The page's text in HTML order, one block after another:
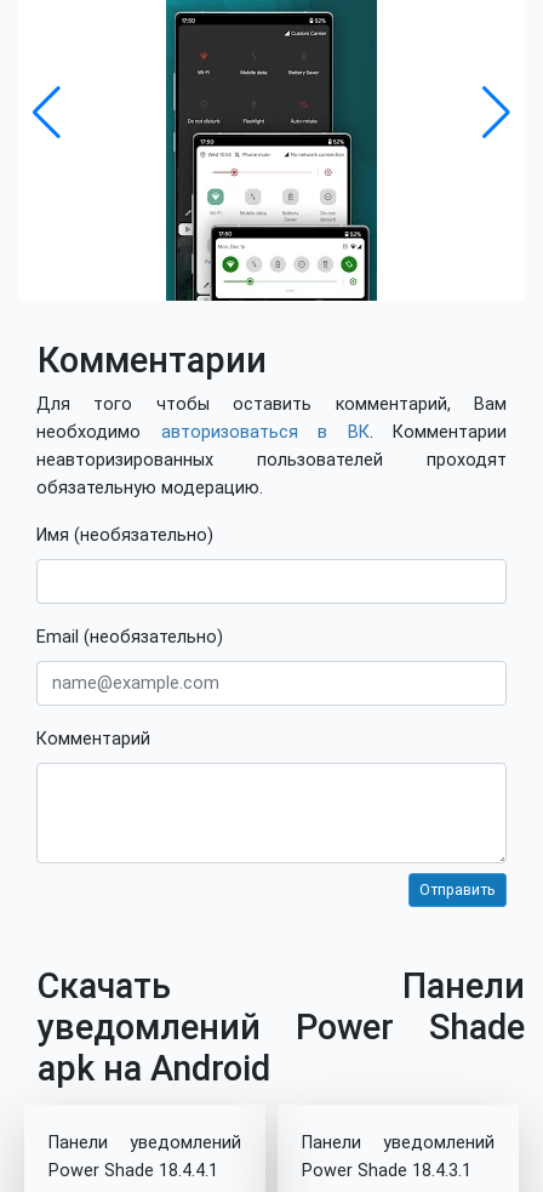
Комментарии
Для того чтобы оставить комментарий, Вам
необходимо авторизоваться в ВК. Комментарии
неавторизированных пользователей проходят
обязательную модерацию.
Имя (необязательно)
Email (необязательно)
Комментарий
Скачать Панели
уведомлений Power Shade
apk на Android
Панели уведомлений
Power Shade 18.4.4.1
Панели уведомлений
Power Shade 18.4.3.1